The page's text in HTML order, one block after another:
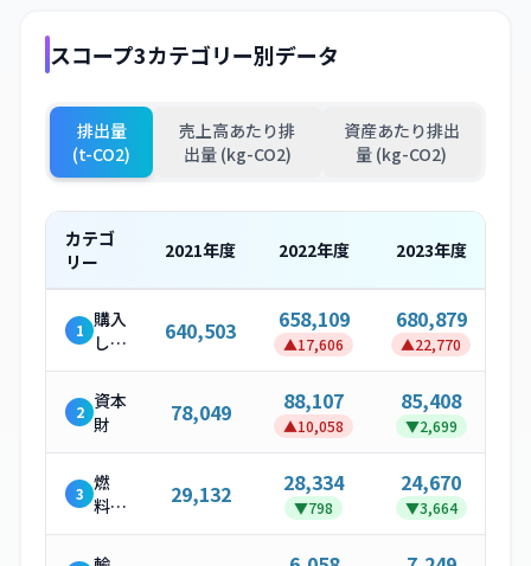
スコープ3カテゴリー別データ
排出量
(t-CO2)
売上高あたり排
出量 (kg-CO2)
資産あたり排出
量 (kg-CO2)
カテゴ
リー
2021年度 2022年度 2023年度
1 購入
した
製
品・
サー
ビス
640,503 658,109
▲17,606
680,879
▲22,770
2 資本
財
78,049 88,107
▲10,058
85,408
▼2,699
3 燃
料・
エネ
ルギ
29,132 28,334
▼798
24,670
▼3,664